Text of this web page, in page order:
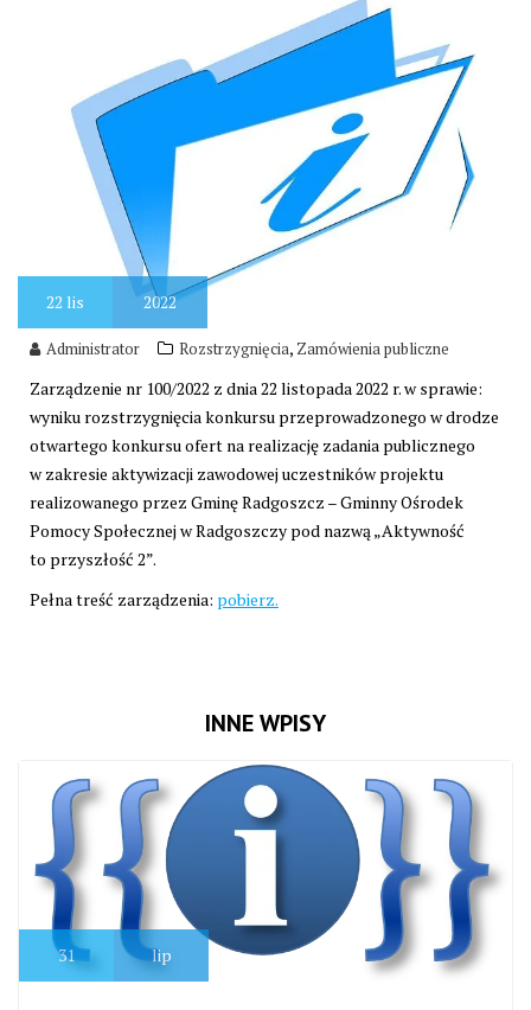
22 lis 2022
Administrator Rozstrzygnięcia, Zamówienia publiczne
Zarządzenie nr 100/2022 z dnia 22 listopada 2022 r. w sprawie:
wyniku rozstrzygnięcia konkursu przeprowadzonego w drodze
otwartego konkursu ofert na realizację zadania publicznego
w zakresie aktywizacji zawodowej uczestników projektu
realizowanego przez Gminę Radgoszcz – Gminny Ośrodek
Pomocy Społecznej w Radgoszczy pod nazwą „Aktywność
to przyszłość 2”.
Pełna treść zarządzenia: pobierz.
INNE WPISY
31 lip